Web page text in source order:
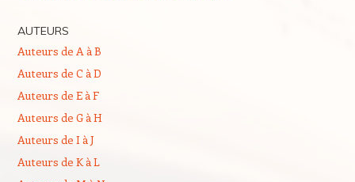
AUTEURS
Auteurs de A à B
Auteurs de C à D
Auteurs de E à F
Auteurs de G à H
Auteurs de I à J
Auteurs de K à L